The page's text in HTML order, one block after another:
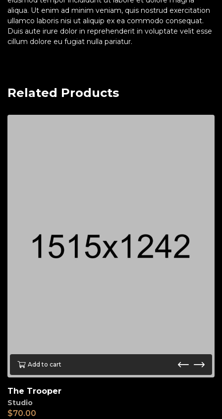
aliqua. Ut enim ad minim veniam, quis nostrud exercitation
ullamco laboris nisi ut aliquip ex ea commodo consequat.
Duis aute irure dolor in reprehenderit in voluptate velit esse
cillum dolore eu fugiat nulla pariatur.
Related Products
Add to cart
The Trooper
Studio
$70.00